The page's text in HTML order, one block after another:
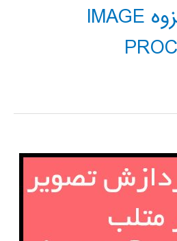
دانلود جزوه IMAGE